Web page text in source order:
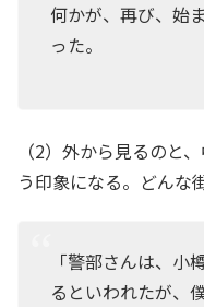
何かが、再び、始
った。
（2）外から見るのと
う印象になる。どんな
「警部さんは、小
るといわれたが、